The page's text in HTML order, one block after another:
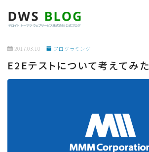
ホーム
2017.03.10 プログラミング
E2Eテストについて考えてみた